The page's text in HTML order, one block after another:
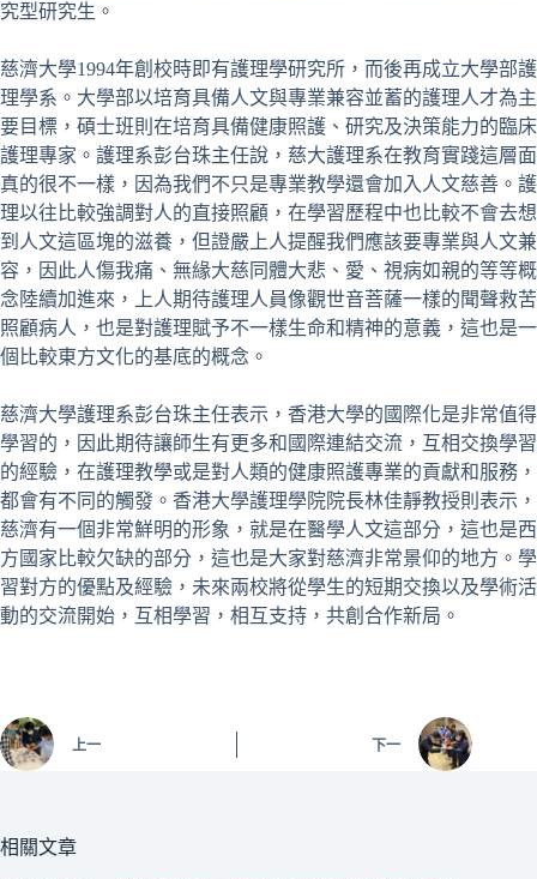
究型研究生。
慈濟大學1994年創校時即有護理學研究所，而後再成立大學部護
理學系。大學部以培育具備人文與專業兼容並蓄的護理人才為主
要目標，碩士班則在培育具備健康照護、研究及決策能力的臨床
護理專家。護理系彭台珠主任說，慈大護理系在教育實踐這層面
真的很不一樣，因為我們不只是專業教學還會加入人文慈善。護
理以往比較強調對人的直接照顧，在學習歷程中也比較不會去想
到人文這區塊的滋養，但證嚴上人提醒我們應該要專業與人文兼
容，因此人傷我痛、無緣大慈同體大悲、愛、視病如親的等等概
念陸續加進來，上人期待護理人員像觀世音菩薩一樣的聞聲救苦
照顧病人，也是對護理賦予不一樣生命和精神的意義，這也是一
個比較東方文化的基底的概念。
慈濟大學護理系彭台珠主任表示，香港大學的國際化是非常值得
學習的，因此期待讓師生有更多和國際連結交流，互相交換學習
的經驗，在護理教學或是對人類的健康照護專業的貢獻和服務，
都會有不同的觸發。香港大學護理學院院長林佳靜教授則表示，
慈濟有一個非常鮮明的形象，就是在醫學人文這部分，這也是西
方國家比較欠缺的部分，這也是大家對慈濟非常景仰的地方。學
習對方的優點及經驗，未來兩校將從學生的短期交換以及學術活
動的交流開始，互相學習，相互支持，共創合作新局。
上一 下一
相關文章